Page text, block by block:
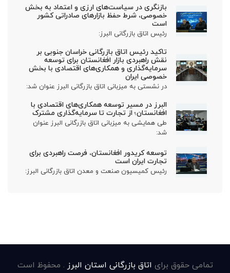
بازنگری در سیاست‌های ارزی و اعتماد به بخش
خصوصی، شرط حفظ بازارهای صادراتی کشور
است
رئیس اتاق بازرگانی البرز:
تاکید رئیس اتاق بازرگانی خراسان جنوبی بر
نقش راهبردی بازار افغانستان برای توسعه
سرمایه‌گذاری و همکاری‌های اقتصادی با بخش
خصوصی ایران
در نشستی به میزبانی اتاق بازرگانی البرز عنوان شد:
البرز در مسیر توسعه همکاری‌های اقتصادی با
افغانستان؛ از تجارت تا سرمایه‌گذاری مشترک
طی همایشی به میزبانی اتاق بازرگانی البرز عنوان
شد:
توسعه کریدور افغانستان، فرصت راهبردی برای
تجارت ایران است
رئیس کمیسیون صنعت و معدن اتاق بازرگانی البرز:
تمامی حقوق برای اتاق بازرگانی استان البرز . محفوظ است